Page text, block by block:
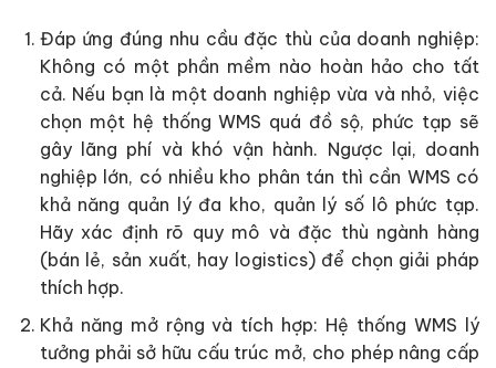
Đáp ứng đúng nhu cầu đặc thù của doanh nghiệp:
Không có một phần mềm nào hoàn hảo cho tất
cả. Nếu bạn là một doanh nghiệp vừa và nhỏ, việc
chọn một hệ thống WMS quá đồ sộ, phức tạp sẽ
gây lãng phí và khó vận hành. Ngược lại, doanh
nghiệp lớn, có nhiều kho phân tán thì cần WMS có
khả năng quản lý đa kho, quản lý số lô phức tạp.
Hãy xác định rõ quy mô và đặc thù ngành hàng
(bán lẻ, sản xuất, hay logistics) để chọn giải pháp
thích hợp.
Khả năng mở rộng và tích hợp: Hệ thống WMS lý
tưởng phải sở hữu cấu trúc mở, cho phép nâng cấp